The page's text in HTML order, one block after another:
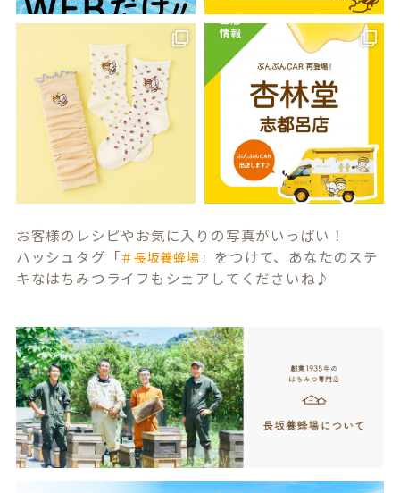
お客様のレシピやお気に入りの写真がいっぱい！
ハッシュタグ「＃長坂養蜂場 」をつけて、あなたのステ
キなはちみつライフもシェアしてくださいね♪